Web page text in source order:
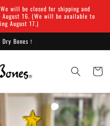
will be closed for shipping and
16. (We will be available to
August 17.)
Bones！
Cart